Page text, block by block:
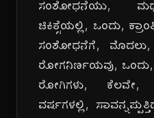
ಸಂಶೋಧನೆಯು,
ಚಿಕಿತ್ಸೆಯಲ್ಲಿ, ಒಂದು,
ಸಂಶೋಧನೆಗೆ,
ರೋಗನಿರ್ಣಯವು,
ರೋಗಿಗಳು, ಕೆಲವೇ,
ವರ್ಷಗಳಲ್ಲಿ,